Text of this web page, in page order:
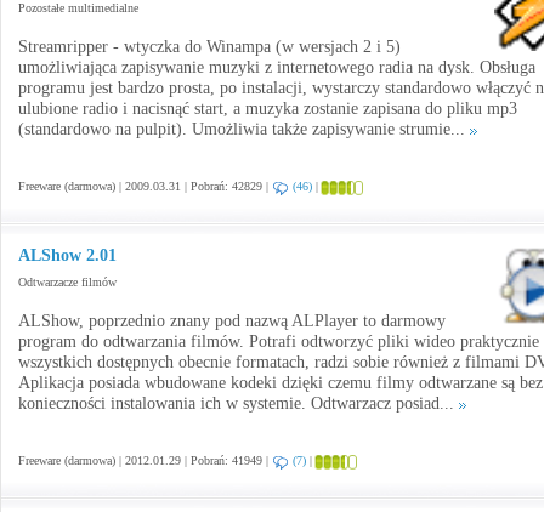
Pozostałe multimedialne
Streamripper - wtyczka do Winampa (w wersjach 2 i 5)
umożliwiająca zapisywanie muzyki z internetowego radia na dysk. Obsługa
programu jest bardzo prosta, po instalacji, wystarczy standardowo włączyć
ulubione radio i nacisnąć start, a muzyka zostanie zapisana do pliku mp3
(standardowo na pulpit). Umożliwia także zapisywanie strumie...
Freeware (darmowa) | 2009.03.31 | Pobrań: 42829 | (46) |
ALShow 2.01
Odtwarzacze filmów
ALShow, poprzednio znany pod nazwą ALPlayer to darmowy
program do odtwarzania filmów. Potrafi odtworzyć pliki wideo praktycznie
wszystkich dostępnych obecnie formatach, radzi sobie również z filmami
Aplikacja posiada wbudowane kodeki dzięki czemu filmy odtwarzane są bez
konieczności instalowania ich w systemie. Odtwarzacz posiad...
Freeware (darmowa) | 2012.01.29 | Pobrań: 41949 | (7) |